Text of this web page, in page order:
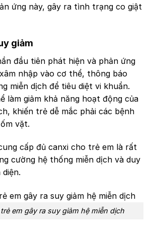
ứng này, gây ra tình trạng co giật
giảm
đầu tiên phát hiện và phản ứng
nhập vào cơ thể, thông báo
miễn dịch để tiêu diệt vi khuẩn.
làm giảm khả năng hoạt động của
khiến trẻ dễ mắc phải các bệnh
vặt.
cấp đủ canxi cho trẻ em là rất
cường hệ thống miễn dịch và duy
em gây ra suy giảm hệ miễn dịch